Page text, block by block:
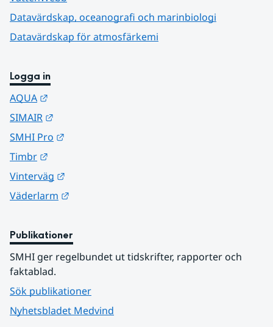
Datavärdskap, oceanografi och marinbiologi
Datavärdskap för atmosfärkemi
Logga in
AQUA
SIMAIR
SMHI Pro
Timbr
Vinterväg
Väderlarm
Publikationer
SMHI ger regelbundet ut tidskrifter, rapporter och
faktablad.
Sök publikationer
Nyhetsbladet Medvind